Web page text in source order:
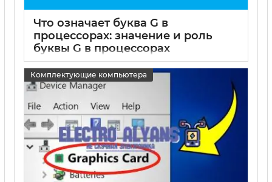
Что означает буква G в
процессорах: значение и роль
буквы G в процессорах
15 05 2025 0
Комплектующие компьютера